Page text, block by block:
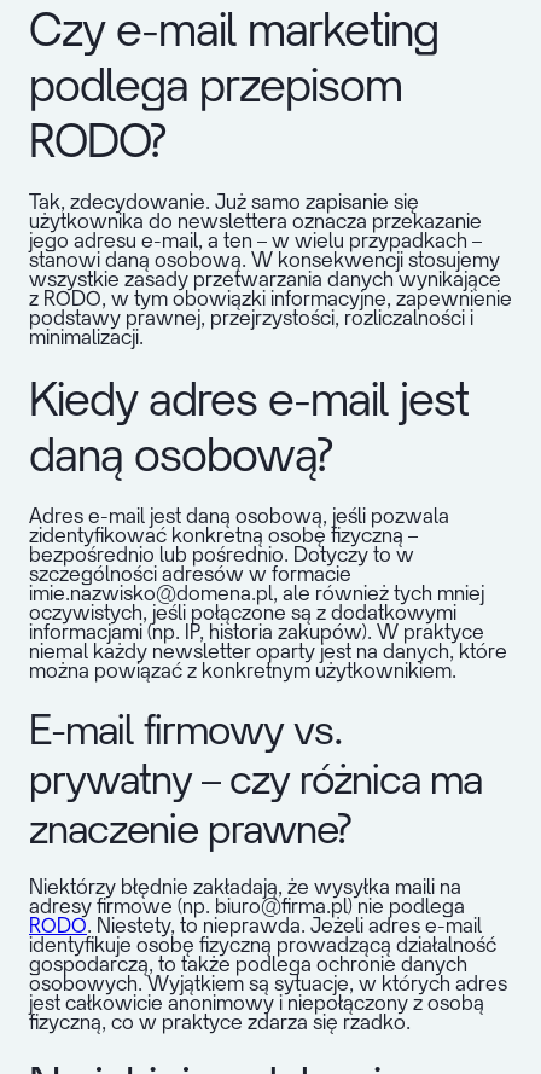
Czy e-mail marketing
podlega przepisom
RODO?
Tak, zdecydowanie. Już samo zapisanie się
użytkownika do newslettera oznacza przekazanie
jego adresu e-mail, a ten – w wielu przypadkach –
stanowi daną osobową. W konsekwencji stosujemy
wszystkie zasady przetwarzania danych wynikające
z RODO, w tym obowiązki informacyjne, zapewnienie
podstawy prawnej, przejrzystości, rozliczalności i
minimalizacji.
Kiedy adres e-mail jest
daną osobową?
Adres e-mail jest daną osobową, jeśli pozwala
zidentyfikować konkretną osobę fizyczną –
bezpośrednio lub pośrednio. Dotyczy to w
szczególności adresów w formacie
imie.nazwisko@domena.pl, ale również tych mniej
oczywistych, jeśli połączone są z dodatkowymi
informacjami (np. IP, historia zakupów). W praktyce
niemal każdy newsletter oparty jest na danych, które
można powiązać z konkretnym użytkownikiem.
E-mail firmowy vs.
prywatny – czy różnica ma
znaczenie prawne?
Niektórzy błędnie zakładają, że wysyłka maili na
adresy firmowe (np. biuro@firma.pl) nie podlega
RODO. Niestety, to nieprawda. Jeżeli adres e-mail
identyfikuje osobę fizyczną prowadzącą działalność
gospodarczą, to także podlega ochronie danych
osobowych. Wyjątkiem są sytuacje, w których adres
jest całkowicie anonimowy i niepołączony z osobą
fizyczną, co w praktyce zdarza się rzadko.